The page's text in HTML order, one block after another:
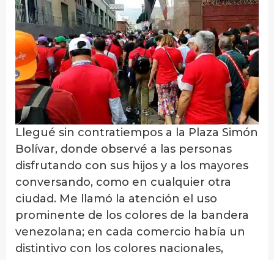
Llegué sin contratiempos a la Plaza Simón
Bolívar, donde observé a las personas
disfrutando con sus hijos y a los mayores
conversando, como en cualquier otra
ciudad. Me llamó la atención el uso
prominente de los colores de la bandera
venezolana; en cada comercio había un
distintivo con los colores nacionales,